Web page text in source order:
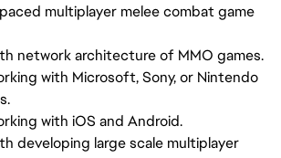
multiplayer melee combat game
network architecture of MMO games.
with Microsoft, Sony, or Nintendo
with iOS and Android.
developing large scale multiplayer